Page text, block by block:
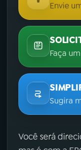
Envie
Faça
Sugira
Você será